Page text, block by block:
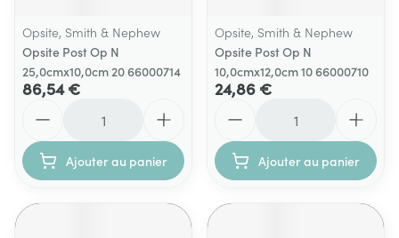
Opsite, Smith & Nephew
Opsite Post Op N
25,0cmx10,0cm 20 66000714
86,54 €
Ajouter au panier
Opsite, Smith & Nephew
Opsite Post Op N
10,0cmx12,0cm 10 66000710
24,86 €
Ajouter au panier